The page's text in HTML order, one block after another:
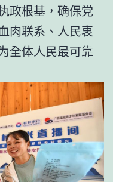
政根基，确保党
肉联系、人民衷
全体人民最可靠